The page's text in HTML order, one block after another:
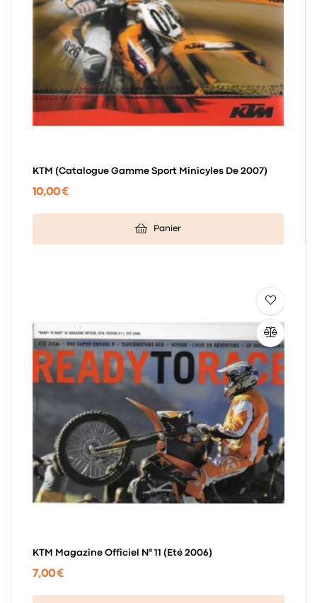
KTM (catalogue Gamme Sport Minicyles De 2007)
10,00 €
Panier
KTM Magazine Officiel N° 11 (Eté 2006)
7,00 €